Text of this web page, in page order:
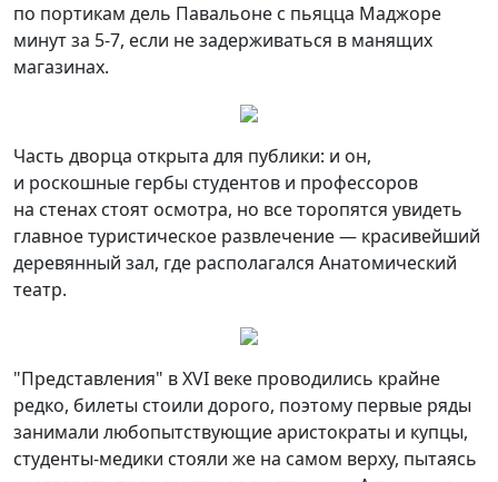
по портикам дель Павальоне с пьяцца Маджоре
минут за 5-7, если не задерживаться в манящих
магазинах.
Часть дворца открыта для публики: и он,
и роскошные гербы студентов и профессоров
на стенах стоят осмотра, но все торопятся увидеть
главное туристическое развлечение — красивейший
деревянный зал, где располагался Анатомический
театр.
"Представления" в XVI веке проводились крайне
редко, билеты стоили дорого, поэтому первые ряды
занимали любопытствующие аристократы и купцы,
студенты-медики стояли же на самом верху, пытаясь